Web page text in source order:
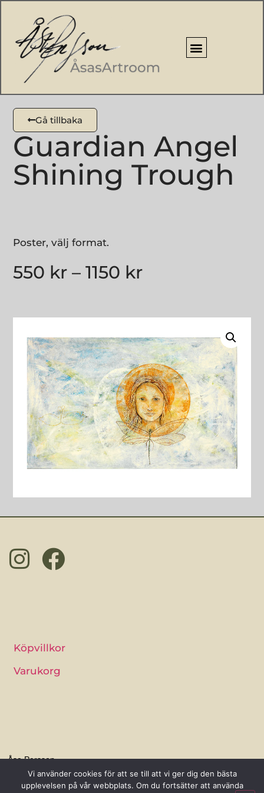
Gå tillbaka
Guardian Angel
Shining Trough
Poster, välj format.
550 kr – 1150 kr
Åsa Persson
Tydinge 1277 J, 289 93 Broby
Köpvillkor
Varukorg
Vi använder cookies för att se till att vi ger dig den bästa
upplevelsen på vår webbplats. Om du fortsätter att använda